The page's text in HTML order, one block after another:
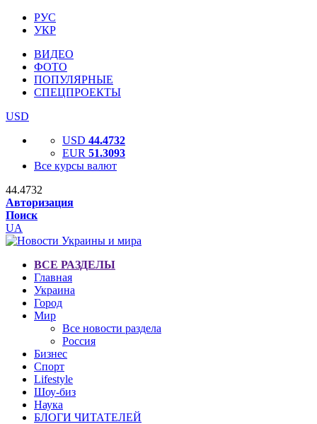
РУС
УКР
ВИДЕО
ФОТО
ПОПУЛЯРНЫЕ
СПЕЦПРОЕКТЫ
USD
USD 44.4732
EUR 51.3093
Все курсы валют
44.4732
Авторизация
Поиск
UA
ВСЕ РАЗДЕЛЫ
Главная
Украина
Город
Мир
Все новости раздела
Россия
Бизнес
Спорт
Lifestyle
Шоу-биз
Наука
БЛОГИ ЧИТАТЕЛЕЙ